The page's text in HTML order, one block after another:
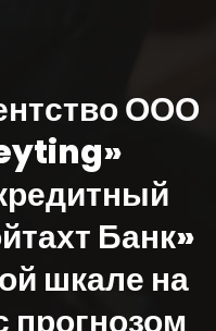
ООО
Банк»
шкале на